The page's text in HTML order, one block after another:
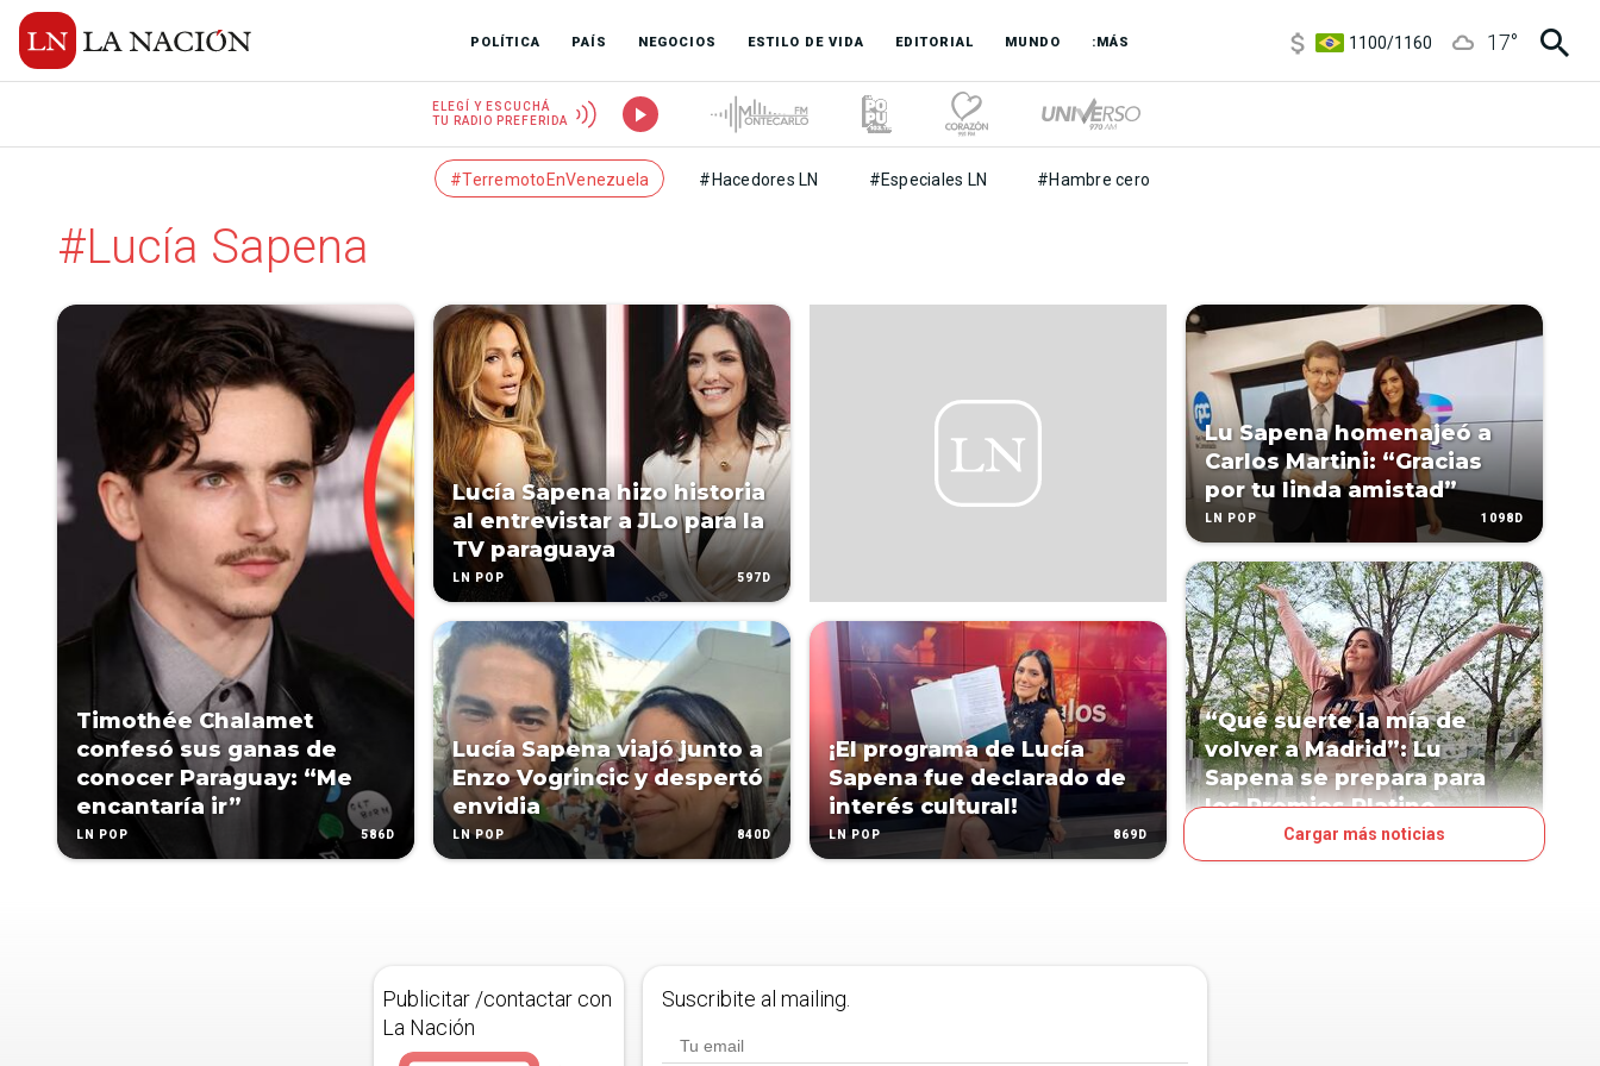
POLÍTICA PAÍS NEGOCIOS ESTILO DE VIDA EDITORIAL MUNDO :MÁS
1100/1160
17°
ELEGÍ Y ESCUCHÁ
TU RADIO PREFERIDA
#TerremotoEnVenezuela #Hacedores LN #Especiales LN #Hambre cero
#Lucía Sapena
Timothée Chalamet
confesó sus ganas de
conocer Paraguay: “Me
encantaría ir”
LN POP 586D
Lucía Sapena hizo historia
al entrevistar a JLo para la
TV paraguaya
LN POP 597D
Lucía Sapena viajó junto a
Enzo Vogrincic y despertó
envidia
LN POP 840D
¡El programa de Lucía
Sapena fue declarado de
interés cultural!
LN POP 869D
Lu Sapena homenajeó a
Carlos Martini: “Gracias
por tu linda amistad”
LN POP 1098D
“Qué suerte la mía de
volver a Madrid”: Lu
Sapena se prepara para
los Premios Platino
Cargar más noticias
Publicitar /contactar con
La Nación
Suscribite al mailing.